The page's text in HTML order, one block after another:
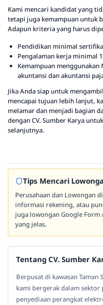
Kami mencari kandidat yang
tetapi juga kemampuan untuk
Adapun kriteria yang harus
Pendidikan minimal
Pengalaman kerja minimal
Kemampuan
akuntansi dan akuntansi
Jika Anda siap untuk
mencapai tujuan lebih lanjut,
melamar dan menjadi bagian
dengan CV. Sumber Karya
selanjutnya.
Tips Mencari
Perusahaan dan Lowongan
informasi rekening, atau
juga lowongan Google Form
yang jelas.
Tentang CV. Sumber
Berpusat di kawasan Taman
kami bergerak dalam sektor
penyediaan perangkat